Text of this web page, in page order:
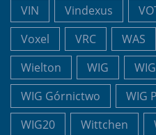
VIN
Vindexus
Voxel
VRC WAS
Wielton
WIG
WIG Górnictwo
WIG
WIG20
Wittchen